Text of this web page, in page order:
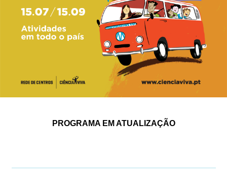
PROGRAMA EM ATUALIZAÇÃO